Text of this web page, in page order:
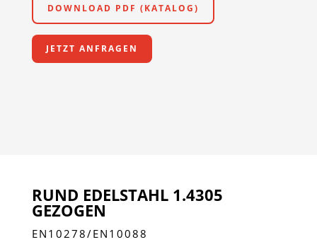
DOWNLOAD PDF (KATALOG)
JETZT ANFRAGEN
RUND EDELSTAHL 1.4305
GEZOGEN
EN10278/EN10088